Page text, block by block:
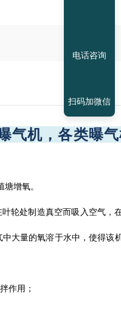
气机 ，各类曝
增氧。
轮处制造真空而吸入空气，
大量的氧溶于水中，使得该
作用；
电话咨询
扫码加微信